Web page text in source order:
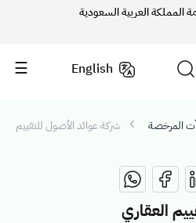
العربية السعودية
English
المرخصة
شركة عوائد الأصول للتقييم
العقاري